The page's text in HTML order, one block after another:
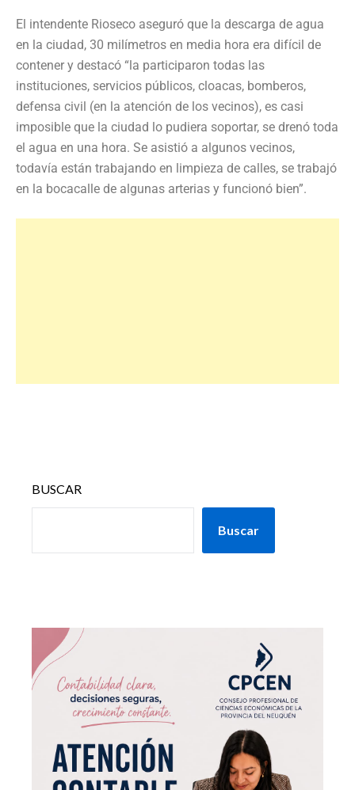
El intendente Rioseco aseguró que la descarga de agua
en la ciudad, 30 milímetros en media hora era difícil de
contener y destacó “la participaron todas las
instituciones, servicios públicos, cloacas, bomberos,
defensa civil (en la atención de los vecinos), es casi
imposible que la ciudad lo pudiera soportar, se drenó toda
el agua en una hora. Se asistió a algunos vecinos,
todavía están trabajando en limpieza de calles, se trabajó
en la bocacalle de algunas arterias y funcionó bien”.
BUSCAR
Buscar